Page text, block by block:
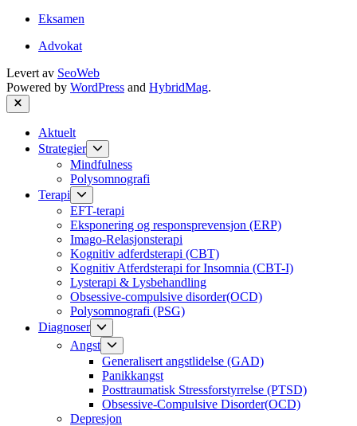
Eksamen
Advokat
Levert av SeoWeb
Powered by WordPress and HybridMag.
Close
Aktuelt
Strategier
sub
menu
Mindfulness
Polysomnografi
Terapi
sub
menu
EFT-terapi
Eksponering og responsprevensjon (ERP)
Imago-Relasjonsterapi
Kognitiv adferdsterapi (CBT)
Kognitiv Atferdsterapi for Insomnia (CBT-I)
Lysterapi & Lysbehandling
Obsessive-compulsive disorder(OCD)
Polysomnografi (PSG)
Diagnoser
Show
sub
menu
Angst
Show
sub
menu
Generalisert angstlidelse (GAD)
Panikkangst
Posttraumatisk Stressforstyrrelse (PTSD)
Obsessive-Compulsive Disorder(OCD)
Depresjon